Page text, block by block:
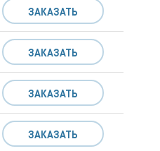
ЗАКАЗАТЬ
ЗАКАЗАТЬ
ЗАКАЗАТЬ
ЗАКАЗАТЬ